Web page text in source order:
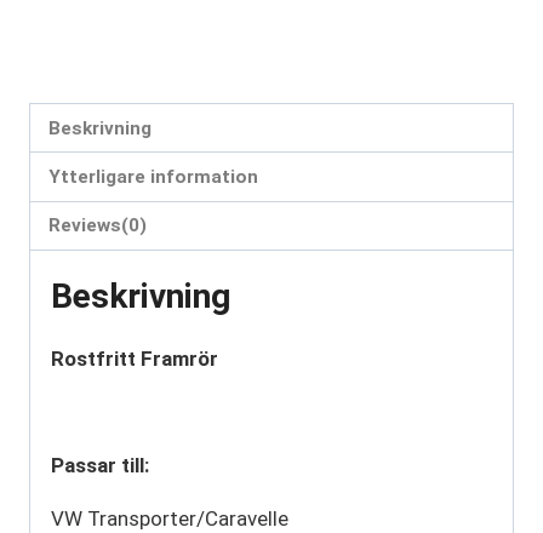
Beskrivning
Ytterligare information
Reviews(0)
Beskrivning
Rostfritt Framrör
Passar till:
VW Transporter/Caravelle